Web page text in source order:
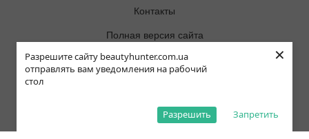
Разрешите сайту beautyhunter.com.ua
отправлять вам уведомления на рабочий
стол
Запретить
Разрешить
×
Контакты
Полная версия сайта
Карта сайта
Eng Pol